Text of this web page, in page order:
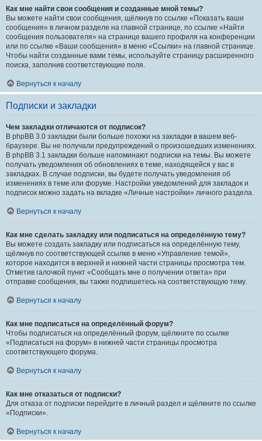
Как мне найти свои сообщения и созданные мной темы?
Вы можете найти свои сообщения, щёлкнув по ссылке «Показать ваши
сообщения» в личном разделе на главной странице, по ссылке «Найти
сообщения пользователя» на странице вашего профиля на конференции
или по ссылке «Ваши сообщения» в меню «Ссылки» на главной странице.
Чтобы найти созданные вами темы, используйте страницу расширенного
поиска, заполнив соответствующие поля.
Вернуться к началу
Подписки и закладки
Чем закладки отличаются от подписок?
В phpBB 3.0 закладки были больше похожи на закладки в вашем веб-
браузере. Вы не получали предупреждений о произошедших изменениях.
В phpBB 3.1 закладки больше напоминают подписки на темы. Вы можете
получать уведомления об обновлениях в теме, находящейся у вас в
закладках. В случае подписки, вы будете получать уведомления об
изменениях в теме или форуме. Настройки уведомлений для закладок и
подписок можно задать на вкладке «Личные настройки» личного раздела.
Вернуться к началу
Как мне сделать закладку или подписаться на определённую тему?
Вы можете создать закладку или подписаться на определённую тему,
щёлкнув по соответствующей ссылке в меню «Управление темой»,
которое находится в верхней и нижней части страницы просмотра тем.
Отметив галочкой пункт «Сообщать мне о получении ответа» при
отправке сообщения, вы также подпишетесь на соответствующую тему.
Вернуться к началу
Как мне подписаться на определённый форум?
Чтобы подписаться на определённый форум, щёлкните по ссылке
«Подписаться на форум» в нижней части страницы просмотра
соответствующего форума.
Вернуться к началу
Как мне отказаться от подписки?
Для отказа от подписки перейдите в личный раздел и щёлкните по ссылке
«Подписки».
Вернуться к началу